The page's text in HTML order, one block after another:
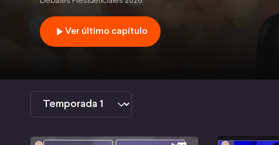
Ver último capítulo